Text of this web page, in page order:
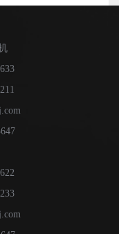
之后，才能在销售
户的信赖与认
企业形象来。
产加工工作，还
推广工作。做好
解企业以及企业
树立良好企业形